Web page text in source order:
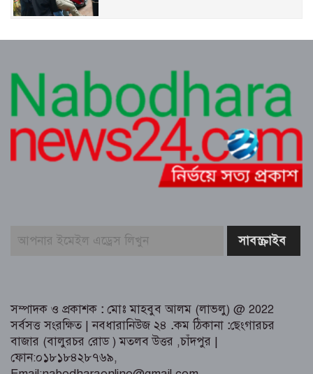
প্রকৃতির কোলে সংস্কৃতির মিলনমেলায়
প্রতিদিনই ইতিহাস লিখছে কুমিল্লার সুপ্রভাত
মঞ্চ
ত্রিশালে পরিচ্ছন্নতা সচেতনতায় ‘ক্লিন ত্রিশাল-
ক্লিন ময়মনসিংহ’ ক্যাম্পেইন
কুমিল্লায় সোহান হত্যা মামলায় বৃদ্ধ মিজানুর
জুলাই গণঅভ্যুত্থান উপলক্ষে ত্রিশালে আহত
যোদ্ধা ও নিহত পরিবারের সংবর্ধনা
সম্পাদক ও প্রকাশক : মোঃ মাহবুব আলম (লাভলু) @ 2022
সর্বসত্ত সংরক্ষিত | নবধারানিউজ ২৪ .কম ঠিকানা :ছেংগারচর
বাজার (বালুরচর রোড ) মতলব উত্তর ,চাঁদপুর |
ফোন:০১৮১৮৪২৮৭৬৯,